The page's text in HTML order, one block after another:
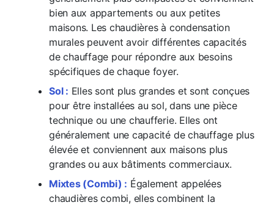
bien aux appartements ou aux petites
maisons. Les chaudières à condensation
murales peuvent avoir différentes capacités
de chauffage pour répondre aux besoins
spécifiques de chaque foyer.
Sol : Elles sont plus grandes et sont conçues
pour être installées au sol, dans une pièce
technique ou une chaufferie. Elles ont
généralement une capacité de chauffage plus
élevée et conviennent aux maisons plus
grandes ou aux bâtiments commerciaux.
Mixtes (Combi) : Également appelées
chaudières combi, elles combinent la